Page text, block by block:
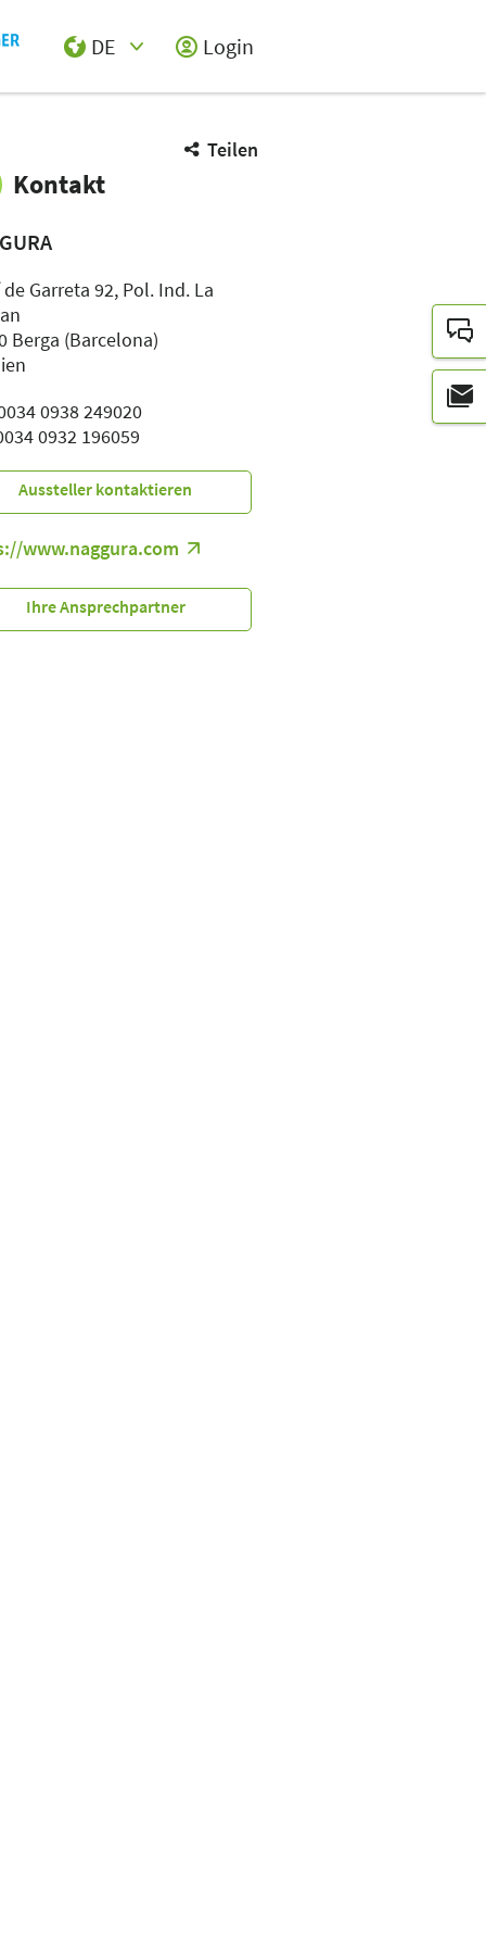
DE
Login
Teilen
Kontakt
de Garreta 92, Pol. Ind. La
Berga (Barcelona)
0938 249020
0932 196059
Aussteller kontaktieren
www.naggura.com
Ihre Ansprechpartner